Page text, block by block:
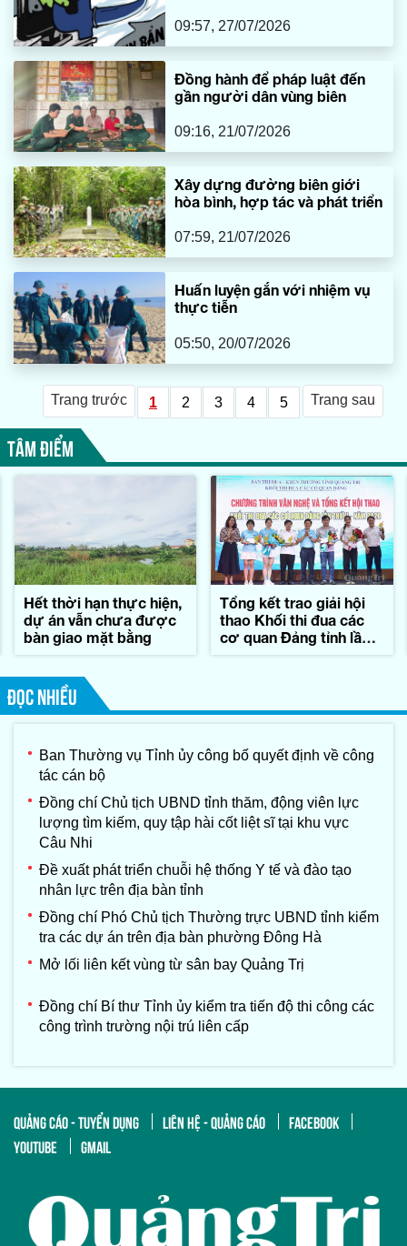
09:57, 27/07/2026
Đồng hành để pháp luật đến
gần người dân vùng biên
09:16, 21/07/2026
Xây dựng đường biên giới
hòa bình, hợp tác và phát triển
07:59, 21/07/2026
Huấn luyện gắn với nhiệm vụ
thực tiễn
05:50, 20/07/2026
Trang trước 1 2 3 4 5 Trang sau
TÂM ĐIỂM
Hết thời hạn thực hiện,
dự án vẫn chưa được
bàn giao mặt bằng
Tổng kết trao giải hội
thao Khối thi đua các
cơ quan Đảng tỉnh lần
ĐỌC NHIỀU
Ban Thường vụ Tỉnh ủy công bố quyết định về công
tác cán bộ
Đồng chí Chủ tịch UBND tỉnh thăm, động viên lực
lượng tìm kiếm, quy tập hài cốt liệt sĩ tại khu vực
Câu Nhi
Đề xuất phát triển chuỗi hệ thống Y tế và đào tạo
nhân lực trên địa bàn tỉnh
Đồng chí Phó Chủ tịch Thường trực UBND tỉnh kiểm
tra các dự án trên địa bàn phường Đông Hà
Mở lối liên kết vùng từ sân bay Quảng Trị
Đồng chí Bí thư Tỉnh ủy kiểm tra tiến độ thi công các
công trình trường nội trú liên cấp
QUẢNG CÁO - TUYỂN DỤNG LIÊN HỆ - QUẢNG CÁO
FACEBOOK
YOUTUBE
GMAIL